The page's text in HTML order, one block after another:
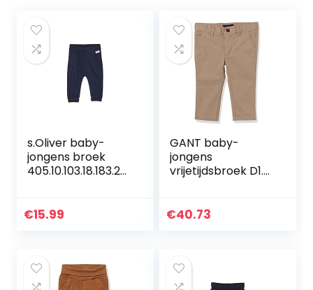
s.Oliver baby-
jongens broek
405.10.103.18.183.20
€15.99
GANT baby-
jongens
vrijetijdsbroek D1.
€40.73